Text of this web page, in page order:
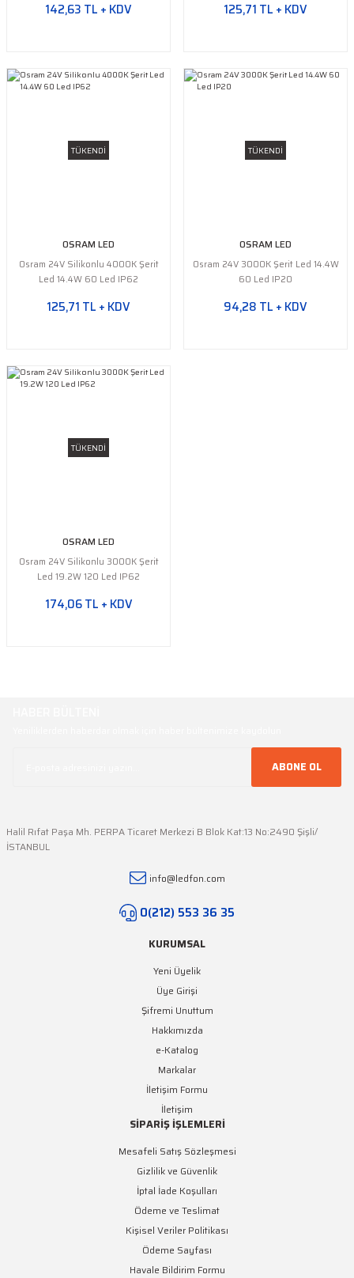
142,63 TL + KDV 125,71 TL + KDV
TÜKENDİ
OSRAM LED
Osram 24V Silikonlu 4000K Şerit
Led 14.4W 60 Led IP62
125,71 TL + KDV
TÜKENDİ
OSRAM LED
Osram 24V 3000K Şerit Led 14.4W
60 Led IP20
94,28 TL + KDV
TÜKENDİ
OSRAM LED
Osram 24V Silikonlu 3000K Şerit
Led 19.2W 120 Led IP62
174,06 TL + KDV
ABONE OL
Halil Rıfat Paşa Mh. PERPA Ticaret Merkezi B Blok Kat:13 No:2490 Şişli/
İSTANBUL
info@ledfon.com
0(212) 553 36 35
KURUMSAL
Yeni Üyelik
Üye Girişi
Şifremi Unuttum
Hakkımızda
e-Katalog
Markalar
İletişim Formu
İletişim
SİPARİŞ İŞLEMLERİ
Mesafeli Satış Sözleşmesi
Gizlilik ve Güvenlik
İptal İade Koşulları
Ödeme ve Teslimat
Kişisel Veriler Politikası
Ödeme Sayfası
Havale Bildirim Formu